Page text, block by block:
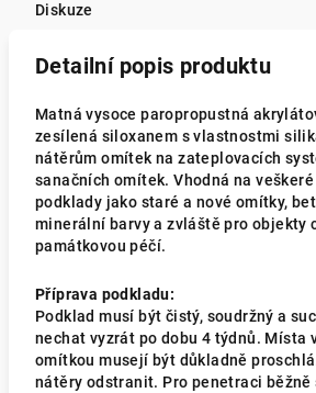
Diskuze
Detailní popis produktu
Matná vysoce paropropustná
zesílená siloxanem s vlastnostmi
nátěrům omítek na zateplovacích
sanačních omítek. Vhodná na
podklady jako staré a nové omítky,
minerální barvy a zvláště pro objekty
památkovou péčí.
Příprava podkladu:
Podklad musí být čistý, soudržný a
nechat vyzrát po dobu 4 týdnů. Místa
omítkou musejí být důkladně
nátěry odstranit. Pro penetraci běžně